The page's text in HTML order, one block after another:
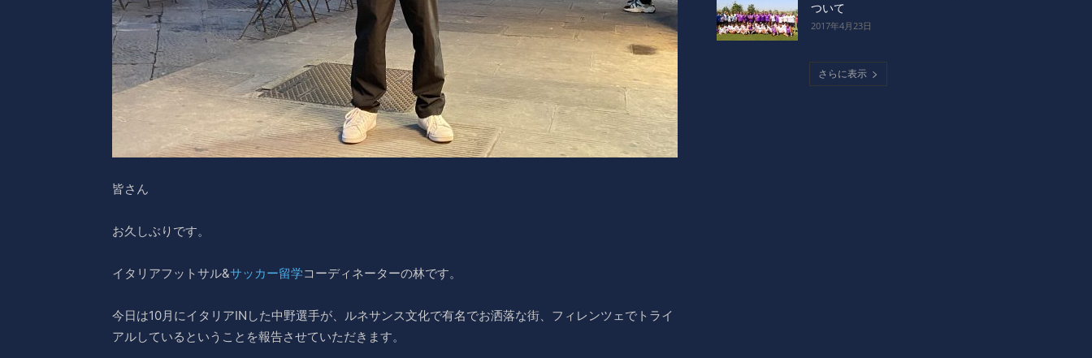
皆さん
お久しぶりです。
イタリアフットサル&サッカー留学コーディネーターの林です。
今日は10月にイタリアINした中野選手が、ルネサンス文化で有名でお洒落な街、フィレンツェでトライ
アルしているということを報告させていただきます。
ついて
2017年4月23日
さらに表示